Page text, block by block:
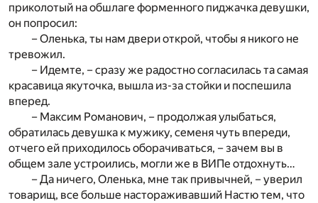
приколотый на обшлаге форменного пиджачка девушки,
он попросил:
– Оленька, ты нам двери открой, чтобы я никого не
тревожил.
– Идемте, – сразу же радостно согласилась та самая
красавица якуточка, вышла из-за стойки и поспешила
вперед.
– Максим Романович, – продолжая улыбаться,
обратилась девушка к мужику, семеня чуть впереди,
отчего ей приходилось оборачиваться, – зачем вы в
общем зале устроились, могли же в ВИПе отдохнуть…
– Да ничего, Оленька, мне так привычней, – уверил
товарищ, все больше настораживавший Настю тем, что